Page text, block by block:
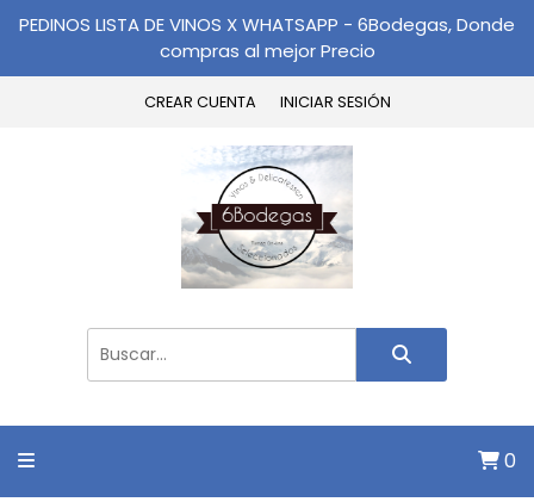
PEDINOS LISTA DE VINOS X WHATSAPP - 6Bodegas, Donde
compras al mejor Precio
CREAR CUENTA INICIAR SESIÓN
0